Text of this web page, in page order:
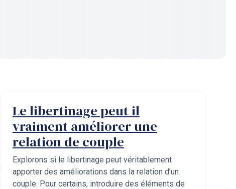
Le libertinage peut il
vraiment améliorer une
relation de couple
Explorons si le libertinage peut véritablement
apporter des améliorations dans la relation d’un
couple. Pour certains, introduire des éléments de